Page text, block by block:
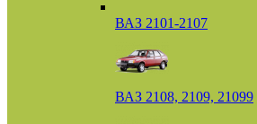
ВАЗ 2101-2107
ВАЗ 2108, 2109, 21099